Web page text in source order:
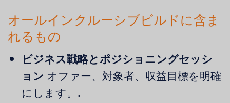
オールインクルーシブビルドに含ま
れるもの
ビジネス戦略とポジショニングセッシ
ョン オファー、対象者、収益目標を明確
にします。.